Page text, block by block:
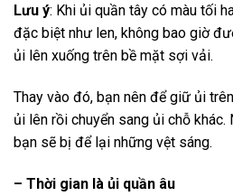
Lưu ý: Khi ủi quần tây có màu tối
đặc biệt như len, không bao giờ
ủi lên xuống trên bề mặt sợi vải.
Thay vào đó, bạn nên để giữ ủi
ủi lên rồi chuyển sang ủi chỗ khác.
bạn sẽ bị để lại những vệt sáng.
– Thời gian là ủi quần âu